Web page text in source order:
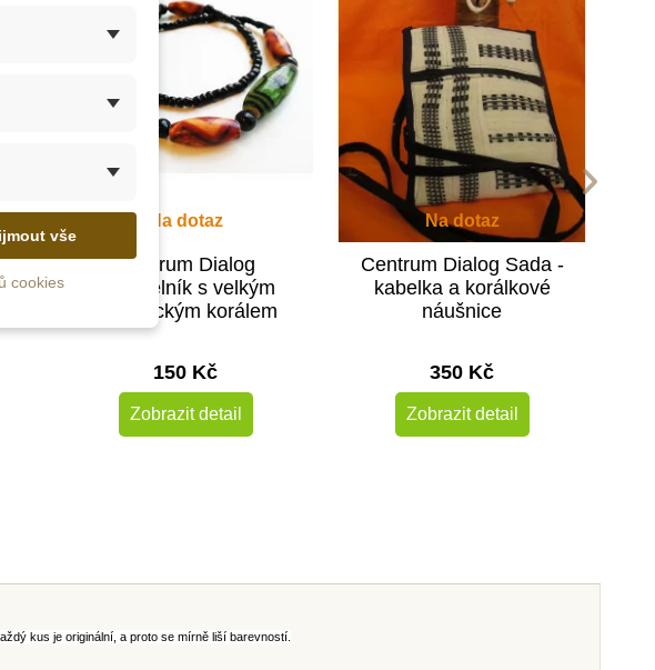
-
Na dotaz
Centrum Dialog
Náhrdelník s velkým
keramickým korálem
150 Kč
Zobrazit detail
Na dotaz
Centrum Dialog Sada -
kabelka a korálkové
náušnice
350 Kč
Zobrazit detail
kus je originální, a proto se mírně liší barevností.
vše
cookies